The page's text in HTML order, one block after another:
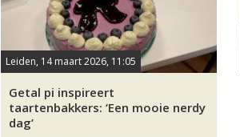
Leiden, 14 maart 2026, 11:05
Getal pi inspireert
taartenbakkers: ‘Een mooie nerdy
dag’